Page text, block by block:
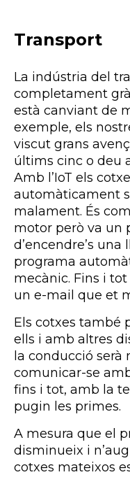
Transport
La indústria del
completament
està canviant de
exemple, els
viscut grans
últims cinc o deu
Amb l’IoT els
automàticament
malament. És
motor però va un
d’encendre’s
programa
mecànic. Fins i
un e-mail que et
Els cotxes també
ells i amb altres
la conducció serà
comunicar-se
fins i tot, amb la
pugin les primes.
A mesura que el
disminueix i
cotxes mateixos